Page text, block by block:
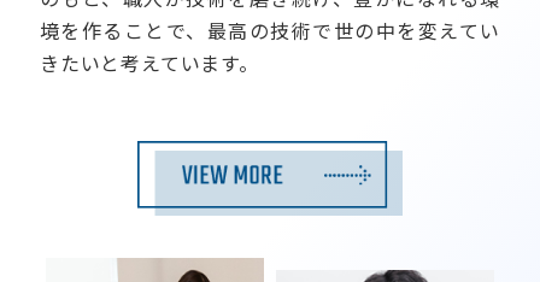
境を作ることで、最高の技術で世の中を変えてい
きたいと考えています。